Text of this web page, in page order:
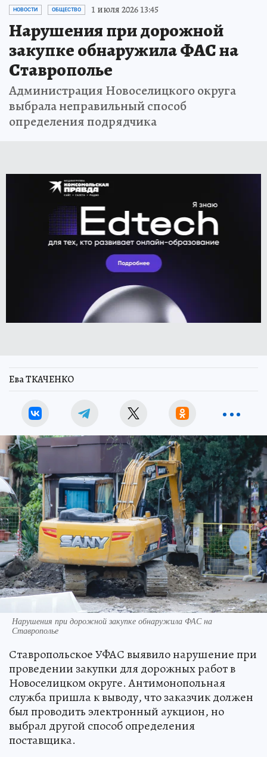
НОВОСТИ ОБЩЕСТВО 1 июля 2026 13:45
Нарушения при дорожной
закупке обнаружила ФАС на
Ставрополье
Администрация Новоселицкого округа
выбрала неправильный способ
определения подрядчика
Ева ТКАЧЕНКО
Нарушения при дорожной закупке обнаружила ФАС на
Ставрополье
Ставропольское УФАС выявило нарушение при
проведении закупки для дорожных работ в
Новоселицком округе. Антимонопольная
служба пришла к выводу, что заказчик должен
был проводить электронный аукцион, но
выбрал другой способ определения
поставщика.